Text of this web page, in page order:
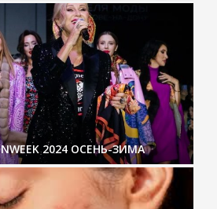
2024 ОСЕНЬ-ЗИМА